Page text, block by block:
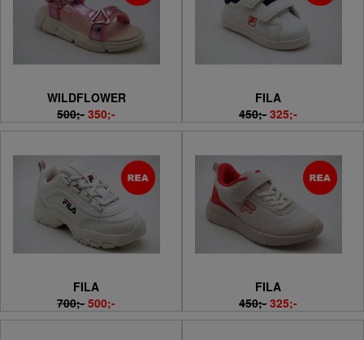
WILDFLOWER
500;- 350;-
FILA
450;- 325;-
FILA
700;- 500;-
FILA
450;- 325;-